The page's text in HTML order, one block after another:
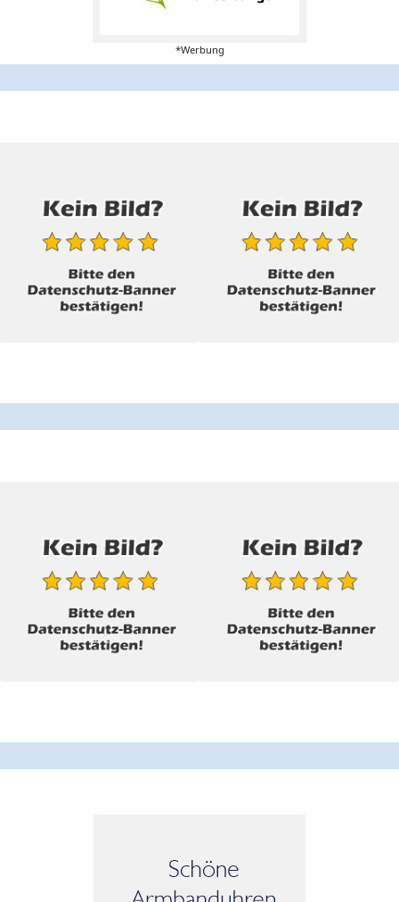
*Werbung